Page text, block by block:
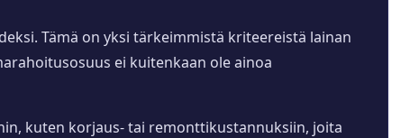
Tämä on yksi tärkeimmistä kriteereistä lainan
ei kuitenkaan ole ainoa
kuten korjaus- tai remonttikustannuksiin, joita